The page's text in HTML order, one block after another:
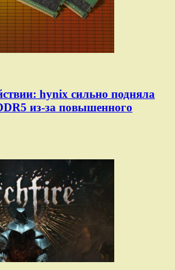
hynix сильно подняла
из-за повышенного